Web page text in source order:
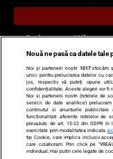
Scrie-ne pe
Știri
Ultimele stiri
Diete
Echipa editorială
Nouă ne pasă ca datele
Noi și partenerii noștri 1017stocăm
unici pentru prelucrarea datelor cu
jos, respectiv vă puteți opune
confidențialitate. Aceste alegeri vor fi
Noi si partenerii nostri (retelele de
servicii de date analitice)
continutul si anunturile
functionalitati aferente retelelor de
prevazute de art. 15-22 din GDPR
exercitate prin modalitatea indicata
tip Cookie, care implica inclusiv
care colaboram. Prin click pe
individual, mai putin cele legate de